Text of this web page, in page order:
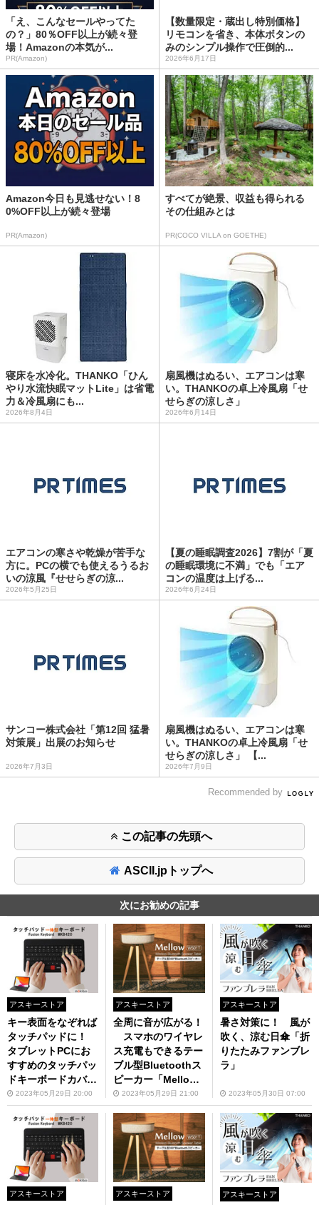
「え、こんなセールやってた
の？」80％OFF以上が続々登
場！Amazonの本気が...
PR(Amazon)
【数量限定・蔵出し特別価格】
リモコンを省き、本体ボタンの
みのシンプル操作で圧倒的...
2026年6月17日
Amazon今日も見逃せない！8
0%OFF以上が続々登場
PR(Amazon)
すべてが絶景、収益も得られる
その仕組みとは
PR(COCO VILLA on GOETHE)
寝床を水冷化。THANKO「ひん
やり水流快眠マットLite」は省電
力＆冷風扇にも...
2026年8月4日
扇風機はぬるい、エアコンは寒
い。THANKOの卓上冷風扇「せ
せらぎの涼しさ」
2026年6月14日
エアコンの寒さや乾燥が苦手な
方に。PCの横でも使えるうるお
いの涼風『せせらぎの涼...
2026年5月25日
【夏の睡眠調査2026】7割が「夏
の睡眠環境に不満」でも「エア
コンの温度は上げる...
2026年6月24日
サンコー株式会社「第12回 猛暑
対策展」出展のお知らせ
2026年7月3日
扇風機はぬるい、エアコンは寒
い。THANKOの卓上冷風扇「せ
せらぎの涼しさ」 【...
2026年7月9日
Recommended by
この記事の先頭へ
ASCII.jpトップへ
次にお勧めの記事
アスキーストア
キー表面をなぞれば
タッチパッドに！
タブレットPCにお
すすめのタッチパッ
ドキーボードカバー
「MOKIBO（モキ
ボ） Fusion Keybo
ard」
2023年05月29日 20:00
アスキーストア
全周に音が広がる！
スマホのワイヤレ
ス充電もできるテー
ブル型Bluetoothス
ピーカー「Mellow
W501T」
2023年05月29日 21:00
アスキーストア
暑さ対策に！ 風が
吹く、涼む日傘「折
りたたみファンブレ
ラ」
2023年05月30日 07:00
アスキーストア アスキーストア アスキーストア